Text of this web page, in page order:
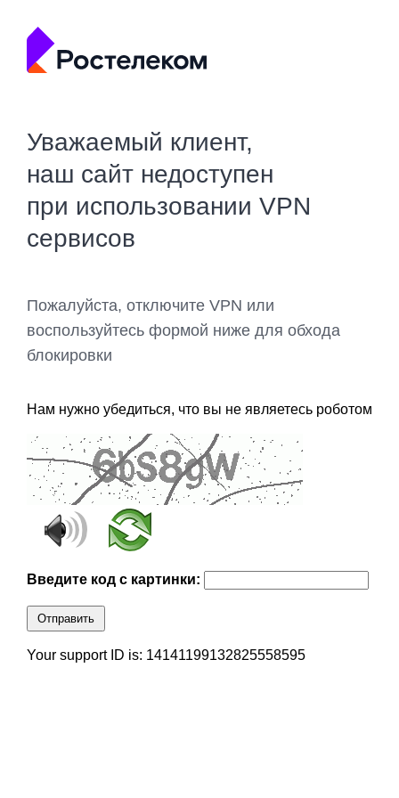
Уважаемый клиент,
наш сайт недоступен
при использовании VPN
сервисов
Пожалуйста, отключите VPN или
воспользуйтесь формой ниже для обхода
блокировки
Нам нужно убедиться, что вы не являетесь роботом
Введите код с картинки:
Отправить
Your support ID is: 14141199132825558595